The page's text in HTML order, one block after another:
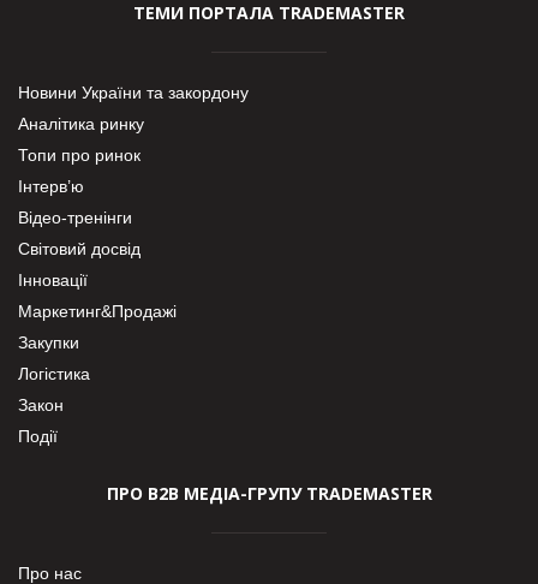
ТЕМИ ПОРТАЛА TRADEMASTER
Новини України та закордону
Аналітика ринку
Топи про ринок
Інтерв’ю
Відео-тренінги
Світовий досвід
Інновації
Маркетинг&Продажі
Закупки
Логістика
Закон
Події
ПРО В2В МЕДІА-ГРУПУ TRADEMASTER
Про нас